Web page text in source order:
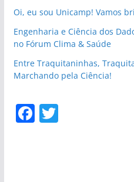
Oi, eu sou Unicamp! Vamos
Engenharia e Ciência dos
no Fórum Clima & Saúde
Entre Traquitaninhas,
Marchando pela Ciência!
F T